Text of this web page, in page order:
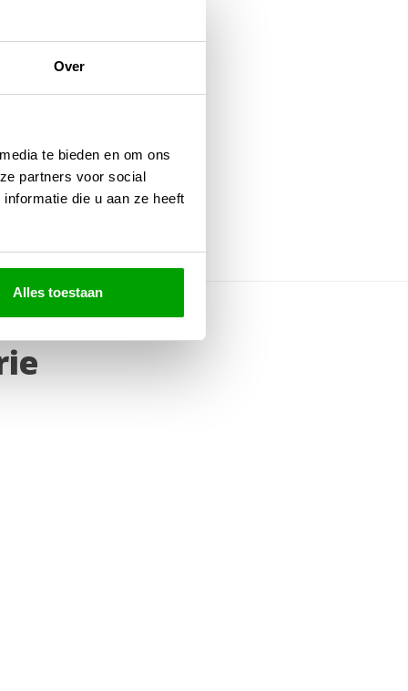
Over
te bieden en om ons
partners voor social
die u aan ze heeft
Alles toestaan